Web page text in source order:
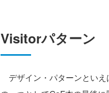
Visitorパターン
デザイン・パターンといえ